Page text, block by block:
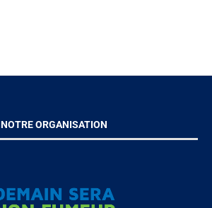
NOTRE ORGANISATION